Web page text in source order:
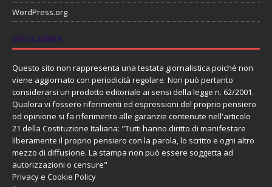
WordPress.org
DISCLAIMER
Questo sito non rappresenta una testata giornalistica poiché non
viene aggiornato con periodicità regolare. Non può pertanto
considerarsi un prodotto editoriale ai sensi della legge n. 62/2001.
Qualora vi fossero riferimenti ed espressioni del proprio pensiero
od opinione si fa riferimento alle garanzie contenute nell'articolo
21 della Costituzione Italiana: "Tutti hanno diritto di manifestare
liberamente il proprio pensiero con la parola, lo scritto e ogni altro
mezzo di diffusione. La stampa non può essere soggetta ad
autorizzazioni o censure"
Privacy e Cookie Policy